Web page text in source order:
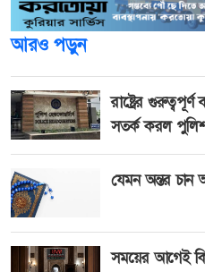
আরও পড়ুন
রাষ্ট্রের
সতর্ক করল
যেমন অন্তর চান
সময়ের আগেই